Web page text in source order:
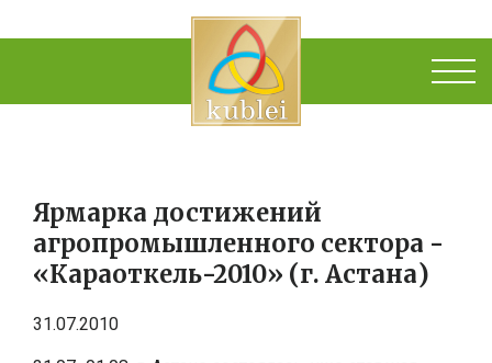
Ярмарка достижений
агропромышленного сектора -
«Караоткель-2010» (г. Астана)
31.07.2010